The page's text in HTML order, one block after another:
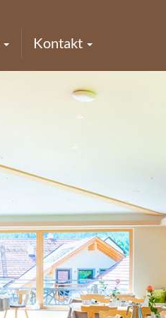
Kontakt